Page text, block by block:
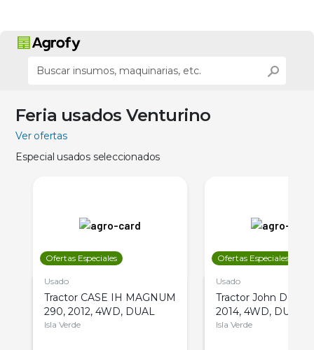
Feria usados Venturino
Ver ofertas
Especial usados seleccionados
Ofertas Especiales
Usado
Tractor CASE IH MAGNUM
290, 2012, 4WD, DUAL
Isla Verde
Ofertas Especiales
Usado
Tractor John Deere
2014, 4WD, DUAL
Isla Verde